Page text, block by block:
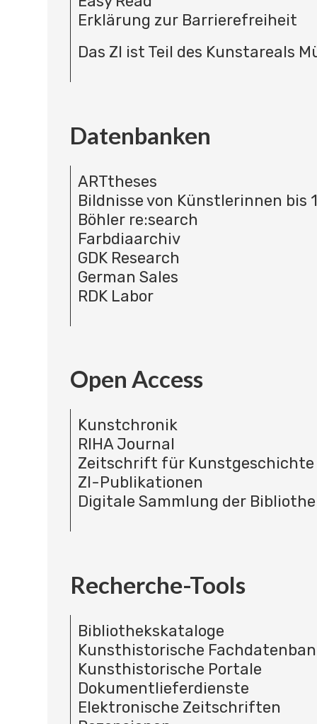
Erklärung zur Barrierefreiheit
Das ZI ist Teil des Kunstareals
Datenbanken
ARTtheses
Bildnisse von Künstlerinnen bis
Böhler re:search
Farbdiaarchiv
GDK Research
German Sales
RDK Labor
Open Access
Kunstchronik
RIHA Journal
Zeitschrift für Kunstgeschichte
ZI-Publikationen
Digitale Sammlung der
Recherche-Tools
Bibliothekskataloge
Kunsthistorische
Kunsthistorische Portale
Dokumentlieferdienste
Elektronische Zeitschriften